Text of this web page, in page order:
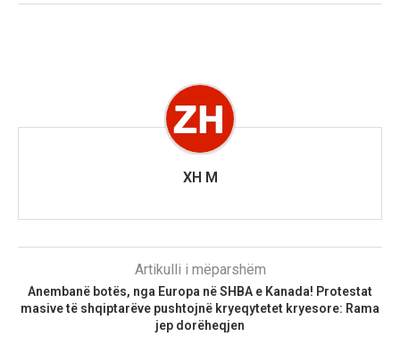
XH M
Artikulli i mëparshëm
Anembanë botës, nga Europa në SHBA e Kanada! Protestat
masive të shqiptarëve pushtojnë kryeqytetet kryesore: Rama
jep dorëheqjen